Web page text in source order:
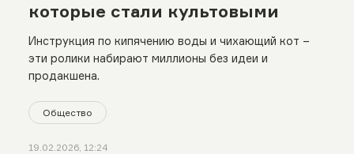
которые стали культовыми
Инструкция по кипячению воды и чихающий кот –
эти ролики набирают миллионы без идеи и
продакшена.
Общество
19.02.2026, 12:24